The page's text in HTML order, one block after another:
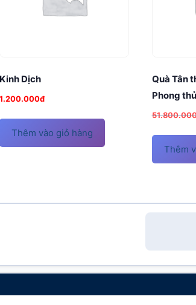
Kinh Dịch
1.200.000đ
Thêm vào giỏ hàng
Quà Tân
Phong
Thêm